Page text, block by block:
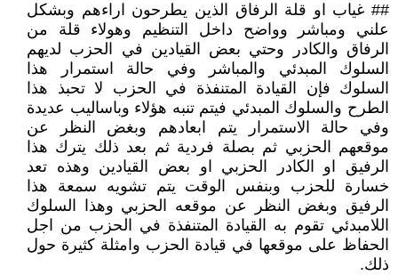
## غياب او قلة الرفاق الذين يطرحون اراءهم وبشكل
علني ومباشر وواضح داخل التنظيم وهولاء قلة من
الرفاق والكادر وحتي بعض القيادين في الحزب لديهم
السلوك المبدئي والمباشر وفي حالة استمرار هذا
السلوك فإن القيادة المتنفذة في الحزب لا تحبذ هذا
الطرح والسلوك المبدئي فيتم تنبه هؤلاء وباساليب عديدة
وفي حالة الاستمرار يتم ابعادهم وبغض النظر عن
موقعهم الحزبي ثم بصلة فردية ثم بعد ذلك يترك هذا
الرفيق او الكادر الحزبي او بعض القيادين وهذه تعد
خسارة للحزب وبنفس الوقت يتم تشويه سمعة هذا
الرفيق وبغض النظر عن موقعه الحزبي وهذا السلوك
اللامبدئي تقوم به القيادة المتنفذة في الحزب من اجل
الحفاظ على موقعها في قيادة الحزب وامثلة كثيرة حول
ذلك.